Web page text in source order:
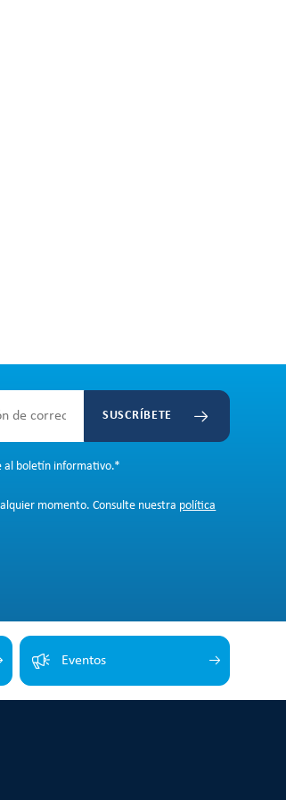
SUSCRÍBETE
al boletín informativo.*
momento. Consulte nuestra política
Eventos